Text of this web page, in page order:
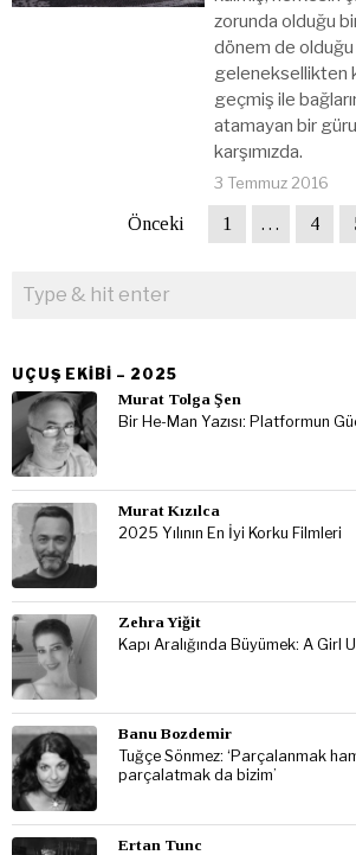
zorunda olduğu
dönem de
geleneksellikten
geçmiş ile
atamayan bir
karşımızda.
3 Temmuz 2016
Önceki 1 … 4
UÇUŞ EKIBI – 2025
Murat Tolga Şen
Bir He-Man Yazısı: Platformun
Murat Kızılca
2025 Yılının En İyi Korku Filmleri
Zehra Yiğit
Kapı Aralığında Büyümek: A Girl
Banu Bozdemir
Tuğçe Sönmez: ‘Parçalanmak
parçalatmak da bizim’
Ertan Tunc